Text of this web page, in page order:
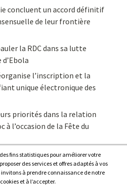
concluent un accord définitif
de leur frontière
la RDC dans sa lutte
l’inscription et la
unique électronique des
priorités dans la relation
à l’occasion de la Fête du
fins statistiques pour améliorer votre
des services et offres adaptés à vos
invitons à prendre connaissance de notre
et à l’accepter.